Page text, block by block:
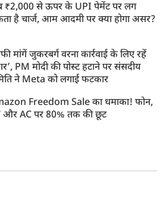
₹2,000 से ऊपर के UPI पेमेंट पर लग
है चार्ज, आम आदमी पर क्या होगा असर?
मांगें जुकरबर्ग वरना कार्रवाई के लिए रहें
PM मोदी की पोस्ट हटाने पर संसदीय
ने Meta को लगाई फटकार
Freedom Sale का धमाका! फोन,
और AC पर 80% तक की छूट